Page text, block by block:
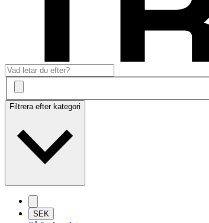
Filtrera efter kategori
SEK